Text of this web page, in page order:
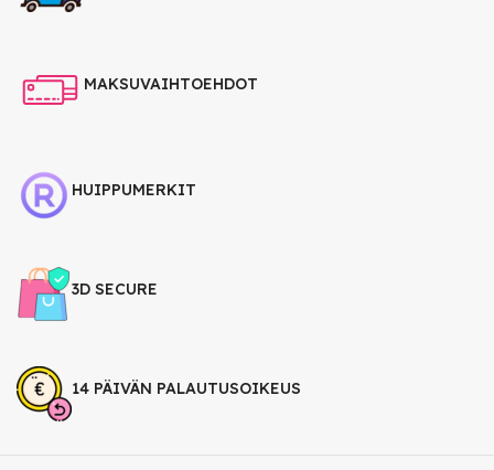
MAKSUVAIHTOEHDOT
HUIPPUMERKIT
3D SECURE
14 PÄIVÄN PALAUTUSOIKEUS